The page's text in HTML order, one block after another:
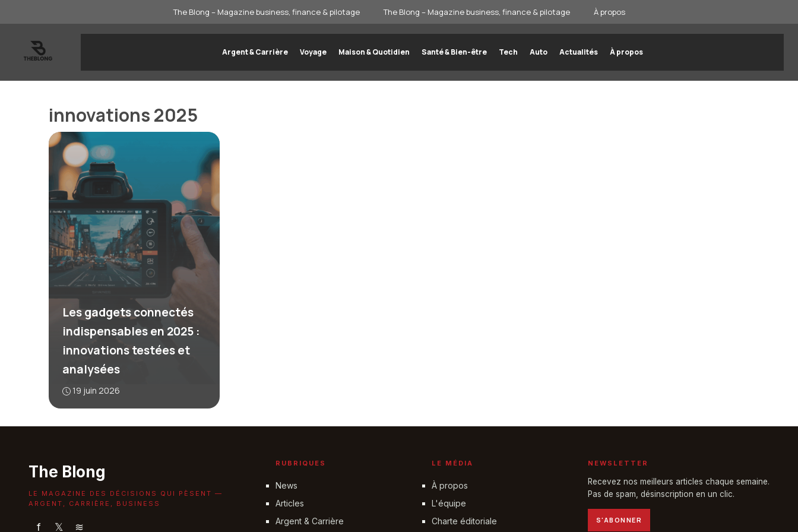
au
contenu
The Blong – Magazine business, finance & pilotage The Blong – Magazine business, finance & pilotage À propos
Argent & Carrière Voyage Maison & Quotidien Santé & Bien-être Tech Auto Actualités À propos
innovations 2025
Les gadgets connectés
indispensables en 2025 :
innovations testées et
analysées
19 juin 2026
The Blong
LE MAGAZINE DES DÉCISIONS QUI PÈSENT —
ARGENT, CARRIÈRE, BUSINESS
f 𝕏 ≋
RUBRIQUES
News
Articles
Argent & Carrière
LE MÉDIA
À propos
L'équipe
Charte éditoriale
NEWSLETTER
Recevez nos meilleurs articles chaque semaine.
Pas de spam, désinscription en un clic.
S'ABONNER